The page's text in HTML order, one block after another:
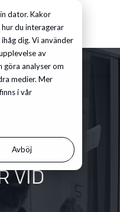
dator. Kakor
du interagerar
dig. Vi använder
av
göra analyser om
medier. Mer
i vår
Avböj
VID